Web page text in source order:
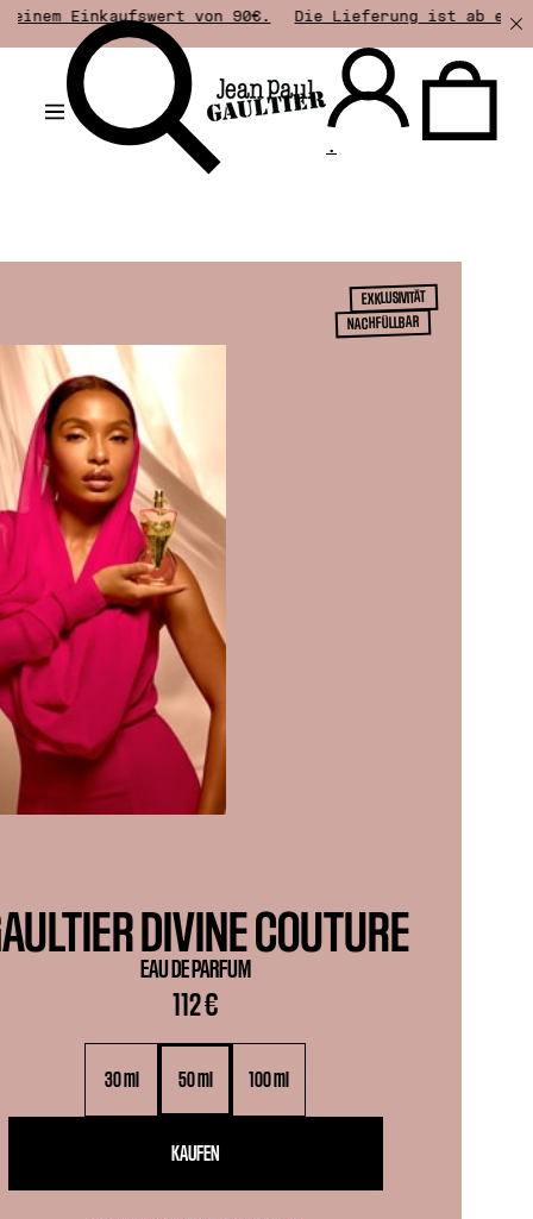
von 90€. Die Lieferung ist ab einem Einkaufswert
.
EXKLUSIVITÄT
NACHFÜLLBAR
DIVINE COUTURE
EAU DE PARFUM
112 €
30 ml 50 ml 100 ml
KAUFEN